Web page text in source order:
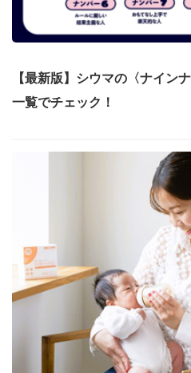
【最新版】シウマの〈ナイン
一覧でチェック！